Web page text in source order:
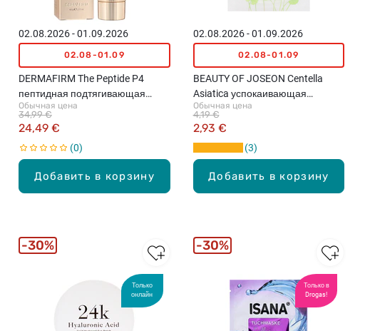
Добавить в корзину
02.08.2026 - 01.09.2026
02.08-01.09
DERMAFIRM The Peptide P4
пептидная подтягивающая
маска, 60г
Обычная цена
24,49 €
34,99 €
0
Добавить в корзину
02.08.2026 - 01.09.2026
02.08-01.09
BEAUTY OF JOSEON Centella
Asiatica успокаивающая
тканевая маска для лица, 25мл
Обычная цена
2,93 €
4,19 €
3
Только
онлайн
30%
Только в
Drogas!
30%